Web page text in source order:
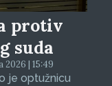
protiv
suda
| 15:49
je optužnicu